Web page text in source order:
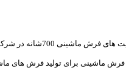
در شرکت های تولیدی فرش هستیم.
ماشینی برای تولید فرش های